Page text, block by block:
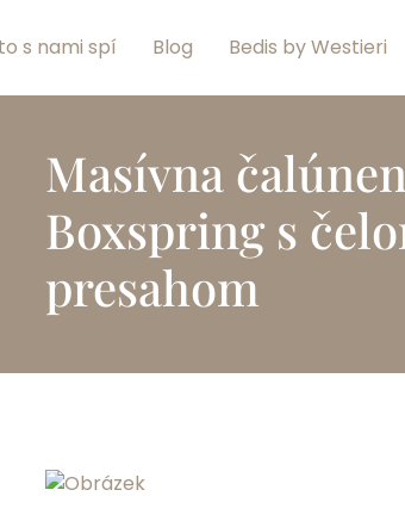
s nami spí Blog Bedis by Westieri
Masívna
Boxspring s
presahom